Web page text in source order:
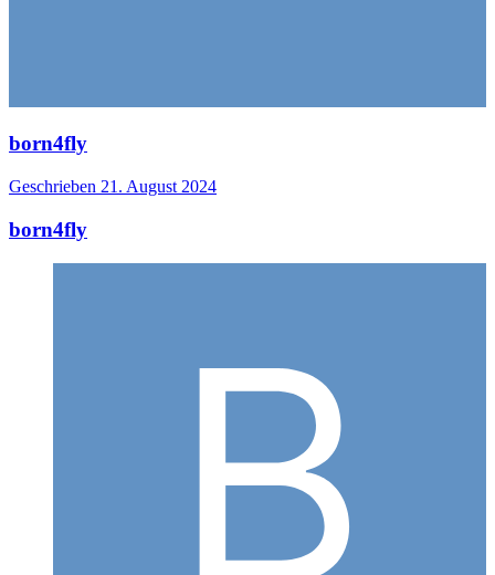
born4fly
Geschrieben 21. August 2024
born4fly